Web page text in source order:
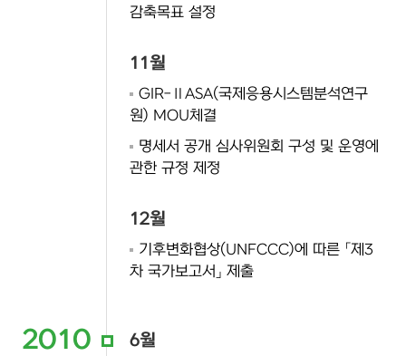
감축목표 설정
11월
GIR-ⅡASA(국제응용시스템분석연구
원) MOU체결
명세서 공개 심사위원회 구성 및 운영에
관한 규정 제정
12월
기후변화협상(UNFCCC)에 따른 「제3
차 국가보고서」 제출
2010 6월